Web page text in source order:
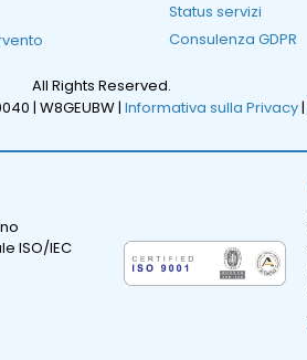
Status servizi
Consulenza GDPR
All Rights Reserved.
| W8GEUBW | Informativa sulla Privacy|
ISO/IEC